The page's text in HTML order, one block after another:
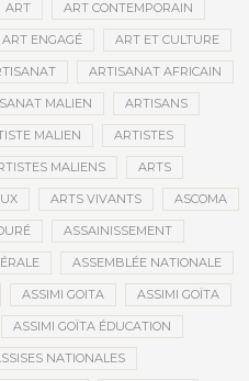
ART ART CONTEMPORAIN
ART ENGAGÉ ART ET CULTURE
ARTISANAT AFRICAIN
MALIEN ARTISANS
MALIEN ARTISTES
MALIENS ARTS
ARTS VIVANTS ASCOMA
ASSAINISSEMENT
ASSEMBLÉE NATIONALE
ASSIMI GOITA ASSIMI GOÏTA
ASSIMI GOÏTA ÉDUCATION
NATIONALES